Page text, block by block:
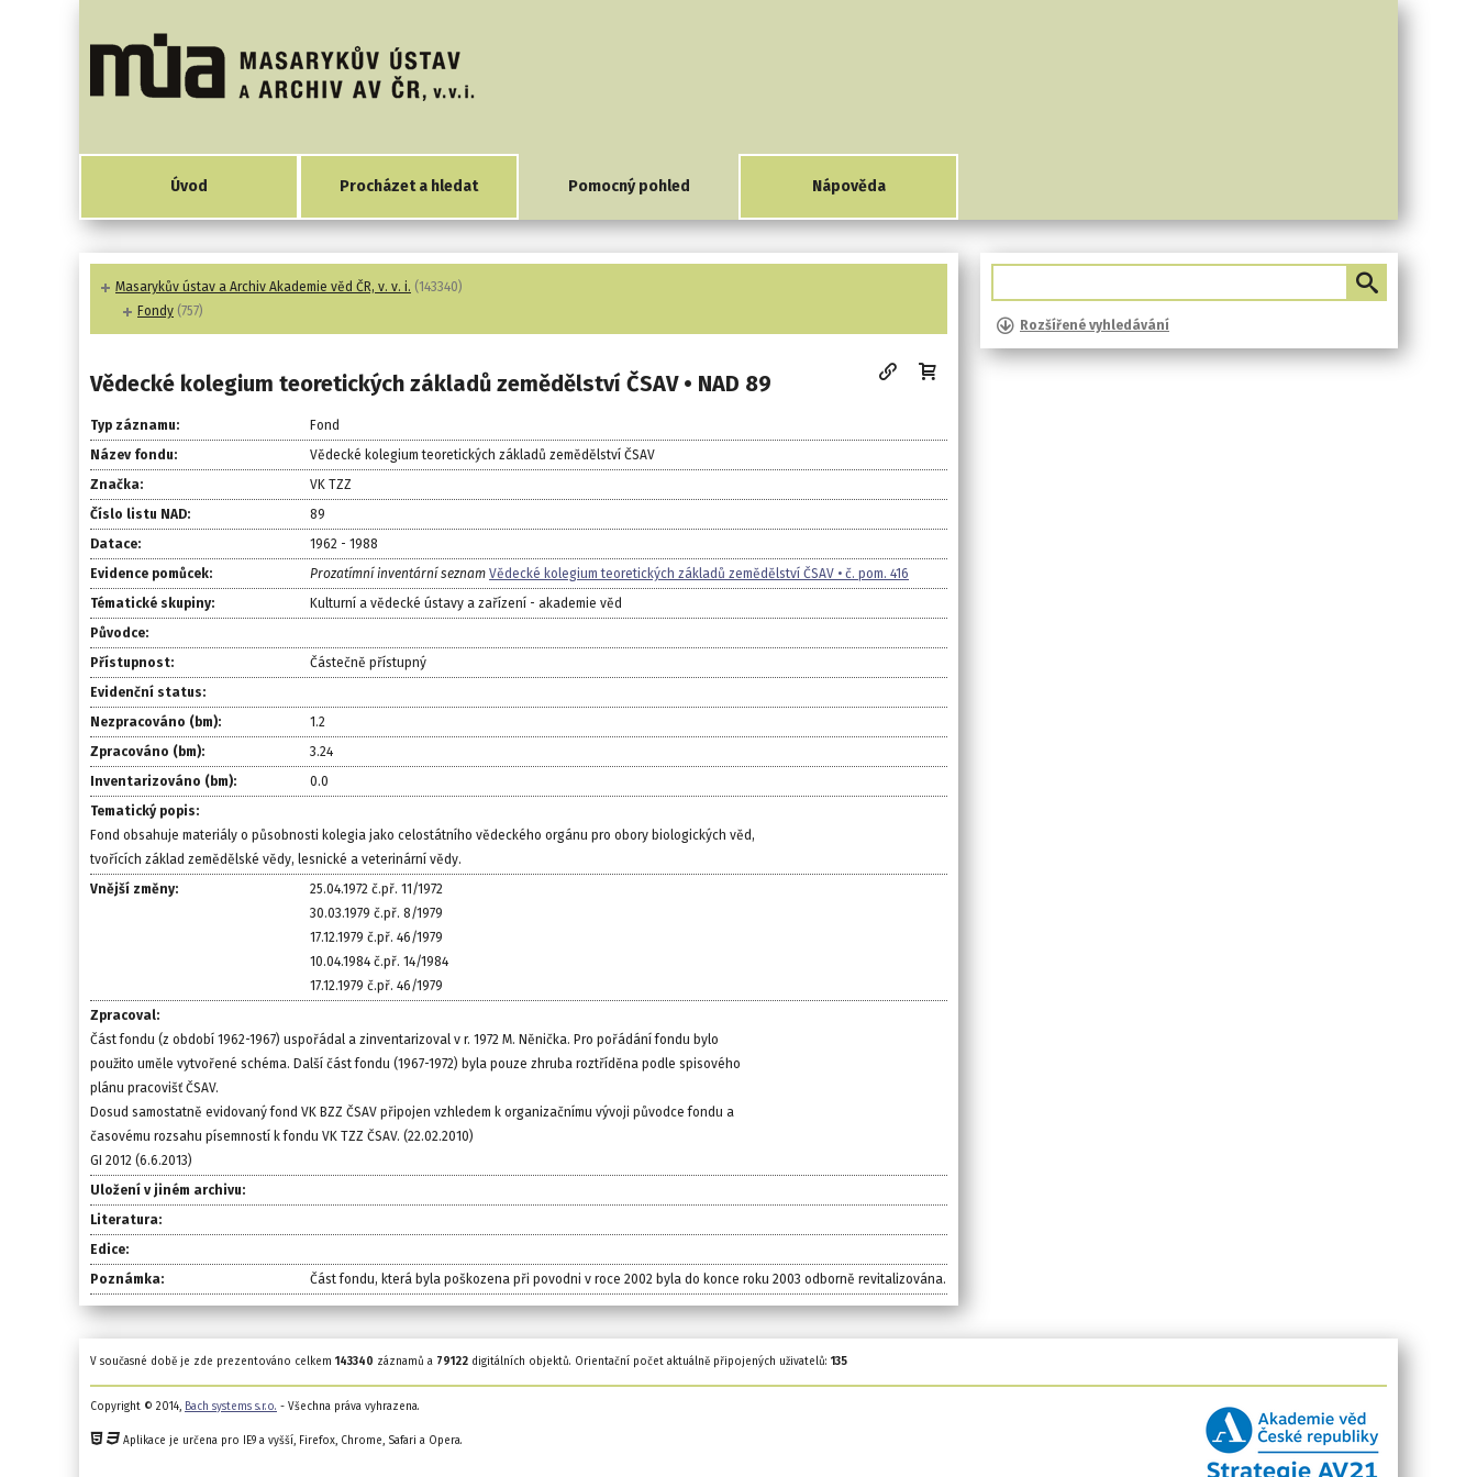
Úvod Procházet a hledat Pomocný pohled Nápověda
Masarykův ústav a Archiv Akademie věd ČR, v. v. i. (143340)
Fondy (757)
Vědecké kolegium teoretických základů zemědělství ČSAV • NAD 89
Typ záznamu:
Fond
Název fondu:
Vědecké kolegium teoretických základů zemědělství ČSAV
Značka:
VK TZZ
Číslo listu NAD:
89
Datace:
1962 - 1988
Evidence pomůcek:
Prozatímní inventární seznam Vědecké kolegium teoretických základů zemědělství ČSAV • č. pom. 416
Tématické skupiny:
Kulturní a vědecké ústavy a zařízení - akademie věd
Původce:
Přístupnost:
Částečně přístupný
Evidenční status:
Nezpracováno (bm):
1.2
Zpracováno (bm):
3.24
Inventarizováno (bm):
0.0
Tematický popis:
Fond obsahuje materiály o působnosti kolegia jako celostátního vědeckého orgánu pro obory biologických věd,
tvořících základ zemědělské vědy, lesnické a veterinární vědy.
Vnější změny:
25.04.1972 č.př. 11/1972
30.03.1979 č.př. 8/1979
17.12.1979 č.př. 46/1979
10.04.1984 č.př. 14/1984
17.12.1979 č.př. 46/1979
Zpracoval:
Část fondu (z období 1962-1967) uspořádal a zinventarizoval v r. 1972 M. Něnička. Pro pořádání fondu bylo
použito uměle vytvořené schéma. Další část fondu (1967-1972) byla pouze zhruba roztříděna podle spisového
plánu pracovišť ČSAV.
Dosud samostatně evidovaný fond VK BZZ ČSAV připojen vzhledem k organizačnímu vývoji původce fondu a
časovému rozsahu písemností k fondu VK TZZ ČSAV. (22.02.2010)
GI 2012 (6.6.2013)
Uložení v jiném archivu:
Literatura:
Edice:
Poznámka:
Část fondu, která byla poškozena při povodni v roce 2002 byla do konce roku 2003 odborně revitalizována.
Rozšířené vyhledávání
V současné době je zde prezentováno celkem 143340 záznamů a 79122 digitálních objektů. Orientační počet aktuálně připojených uživatelů: 135
Copyright © 2014, Bach systems s.r.o. - Všechna práva vyhrazena.
Aplikace je určena pro IE9 a vyšší, Firefox, Chrome, Safari a Opera.